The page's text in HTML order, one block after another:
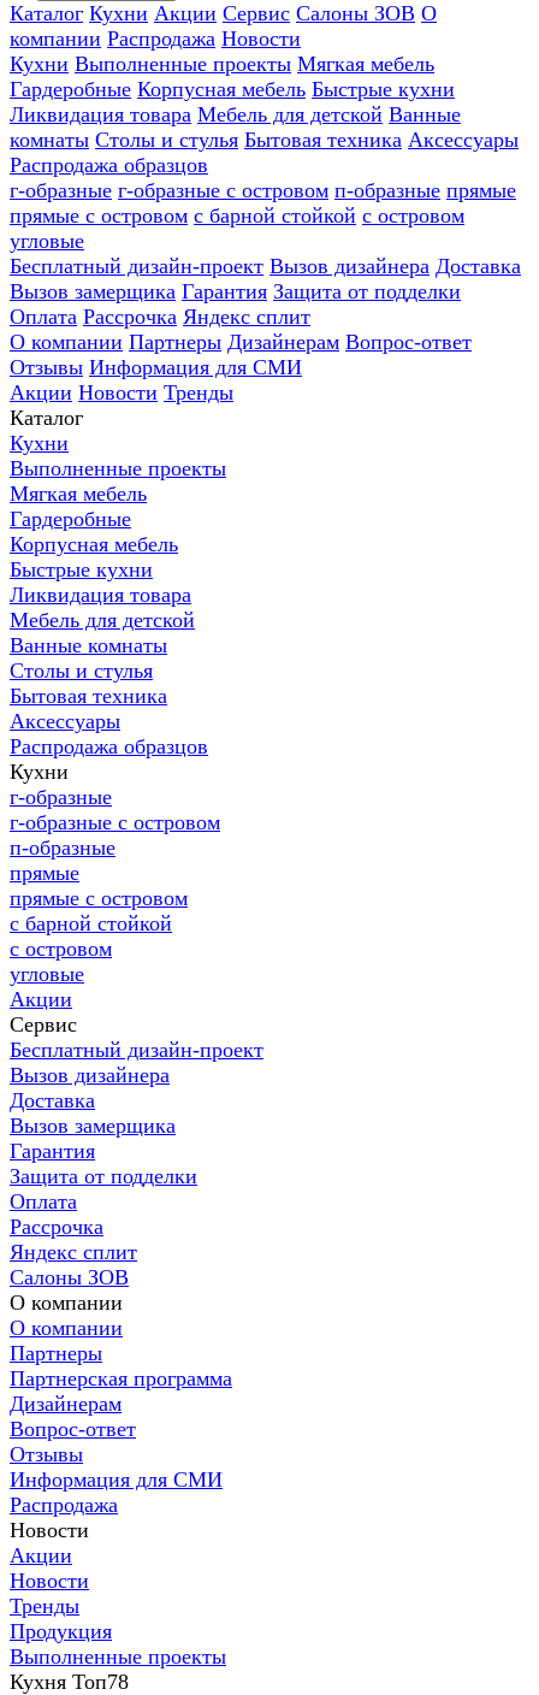
Каталог Кухни Акции Сервис Салоны ЗОВ О
компании Распродажа Новости
Кухни Выполненные проекты Мягкая мебель
Гардеробные Корпусная мебель Быстрые кухни
Ликвидация товара Мебель для детской Ванные
комнаты Столы и стулья Бытовая техника Аксессуары
Распродажа образцов
г-образные г-образные с островом п-образные прямые
прямые с островом с барной стойкой с островом
угловые
Бесплатный дизайн-проект Вызов дизайнера Доставка
Вызов замерщика Гарантия Защита от подделки
Оплата Рассрочка Яндекс сплит
О компании Партнеры Дизайнерам Вопрос-ответ
Отзывы Информация для СМИ
Акции Новости Тренды
Каталог
Кухни
Выполненные проекты
Мягкая мебель
Гардеробные
Корпусная мебель
Быстрые кухни
Ликвидация товара
Мебель для детской
Ванные комнаты
Столы и стулья
Бытовая техника
Аксессуары
Распродажа образцов
Кухни
г-образные
г-образные с островом
п-образные
прямые
прямые с островом
с барной стойкой
с островом
угловые
Акции
Сервис
Бесплатный дизайн-проект
Вызов дизайнера
Доставка
Вызов замерщика
Гарантия
Защита от подделки
Оплата
Рассрочка
Яндекс сплит
Салоны ЗОВ
О компании
О компании
Партнеры
Партнерская программа
Дизайнерам
Вопрос-ответ
Отзывы
Информация для СМИ
Распродажа
Новости
Акции
Новости
Тренды
Продукция
Выполненные проекты
Кухня Топ78